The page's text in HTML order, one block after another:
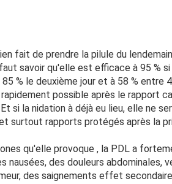
fait de prendre la pilule du lendemain
savoir qu'elle est efficace à 95 %
% le deuxième jour et à 58 % entre
possible après le rapport
si la nidation à déjà eu lieu, elle ne
surtout rapports protégés après la
qu'elle provoque , la PDL a
nausées, des douleurs abdominales,
des saignements effet